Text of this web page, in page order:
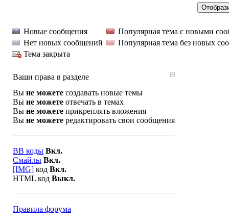
Новые сообщения
Популярная тема с новыми
Нет новых сообщений
Популярная тема без новых
Тема закрыта
Ваши права в разделе
Вы не можете создавать новые темы
Вы не можете отвечать в темах
Вы не можете прикреплять вложения
Вы не можете редактировать свои сообщения
BB коды Вкл.
Смайлы Вкл.
[IMG] код Вкл.
HTML код Выкл.
Правила форума